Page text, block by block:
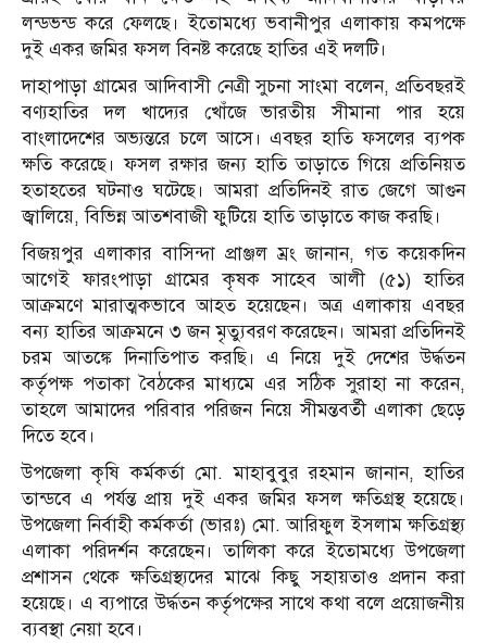
লন্ডভন্ড করে ফেলছে। ইতোমধ্যে ভবানীপুর এলাকায় কমপক্ষে
দুই একর জমির ফসল বিনষ্ট করেছে হাতির এই দলটি।
দাহাপাড়া গ্রামের আদিবাসী নেত্রী সুচনা সাংমা বলেন, প্রতিবছরই
বণ্যহাতির দল খাদ্যের খোঁজে ভারতীয় সীমানা পার হয়ে
বাংলাদেশের অভ্যন্তরে চলে আসে। এবছর হাতি ফসলের ব্যপক
ক্ষতি করেছে। ফসল রক্ষার জন্য হাতি তাড়াতে গিয়ে প্রতিনিয়ত
হতাহতের ঘটনাও ঘটেছে। আমরা প্রতিদিনই রাত জেগে আগুন
জ্বালিয়ে, বিভিন্ন আতশবাজী ফুটিয়ে হাতি তাড়াতে কাজ করছি।
বিজয়পুর এলাকার বাসিন্দা প্রাঞ্জল ম্রং জানান, গত কয়েকদিন
আগেই ফারংপাড়া গ্রামের কৃষক সাহেব আলী (৫১) হাতির
আক্রমণে মারাত্মকভাবে আহত হয়েছেন। অত্র এলাকায় এবছর
বন্য হাতির আক্রমনে ৩ জন মৃত্যুবরণ করেছেন। আমরা প্রতিদিনই
চরম আতঙ্কে দিনাতিপাত করছি। এ নিয়ে দুই দেশের উর্দ্ধতন
কর্তৃপক্ষ পতাকা বৈঠকের মাধ্যমে এর সঠিক সুরাহা না করেন,
তাহলে আমাদের পরিবার পরিজন নিয়ে সীমন্তবর্তী এলাকা ছেড়ে
দিতে হবে।
উপজেলা কৃষি কর্মকর্তা মো. মাহাবুবুর রহমান জানান, হাতির
তান্ডবে এ পর্যন্ত প্রায় দুই একর জমির ফসল ক্ষতিগ্রস্থ হয়েছে।
উপজেলা নির্বাহী কর্মকর্তা (ভারঃ) মো. আরিফুল ইসলাম ক্ষতিগ্রস্থ্য
এলাকা পরিদর্শন করেছেন। তালিকা করে ইতোমধ্যে উপজেলা
প্রশাসন থেকে ক্ষতিগ্রস্থ্যদের মাঝে কিছু সহায়তাও প্রদান করা
হয়েছে। এ ব্যপারে উর্দ্ধতন কর্তৃপক্ষের সাথে কথা বলে প্রয়োজনীয়
ব্যবস্থা নেয়া হবে।